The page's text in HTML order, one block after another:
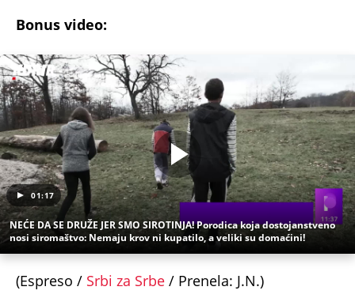
Bonus video:
01:17
NEĆE DA SE DRUŽE JER SMO SIROTINJA! Porodica koja dostojanstveno
nosi siromaštvo: Nemaju krov ni kupatilo, a veliki su domaćini!
(Espreso / Srbi za Srbe / Prenela: J.N.)